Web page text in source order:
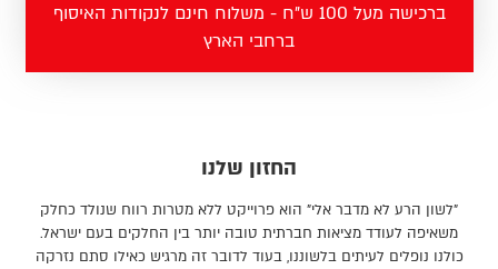
ברכישה מעל 100 ש"ח - משלוח חינם לנקודות האיסוף
ברחבי הארץ
החזון שלנו
"לשון הרע לא מדבר אלי" הוא פרוייקט ללא מטרות רווח שנולד כחלק
משאיפה לעודד מציאות חברתית טובה יותר בין החלקים בעם ישראל.
כולנו נופלים לעיתים בלשוננו, בעוד לדובר זה מרגיש כאילו סתם נזרקה